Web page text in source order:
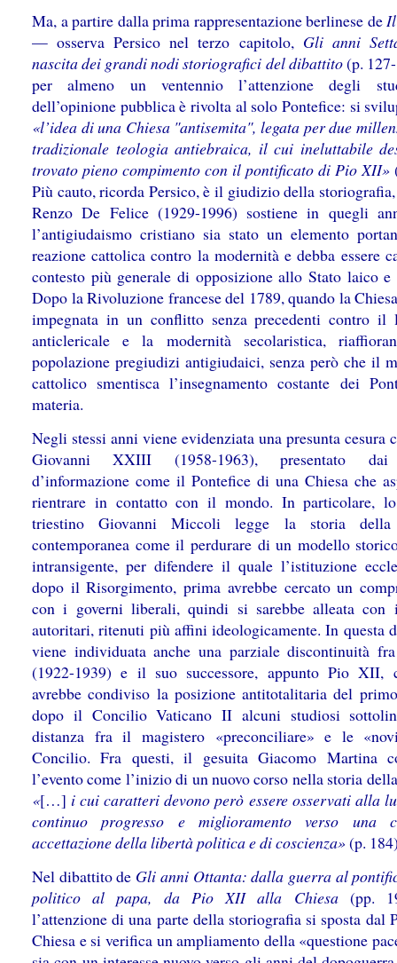
Ma, a partire dalla prima rappresentazione berlinese de
— osserva Persico nel terzo capitolo, Gli anni
nascita dei grandi nodi storiografici del dibattito(p.
per almeno un ventennio l’attenzione degli
dell’opinione pubblica è rivolta al solo Pontefice: si
«l’idea di una Chiesa "antisemita", legata per due
tradizionale teologia antiebraica, il cui ineluttabile
trovato pieno compimento con il pontificato di Pio XII»
Più cauto, ricorda Persico, è il giudizio della
Renzo De Felice (1929-1996) sostiene in quegli
l’antigiudaismo cristiano sia stato un elemento
reazione cattolica contro la modernità e debba essere
contesto più generale di opposizione allo Stato laico e
Dopo la Rivoluzione francese del 1789, quando la
impegnata in un conflitto senza precedenti contro il
anticlericale e la modernità secolaristica,
popolazione pregiudizi antigiudaici, senza però che il
cattolico smentisca l’insegnamento costante dei
materia.
Negli stessi anni viene evidenziata una presunta cesura
Giovanni XXIII (1958-1963), presentato
d’informazione come il Pontefice di una Chiesa che
rientrare in contatto con il mondo. In particolare,
triestino Giovanni Miccoli legge la storia della
contemporanea come il perdurare di un modello
intransigente, per difendere il quale l’istituzione
dopo il Risorgimento, prima avrebbe cercato un
con i governi liberali, quindi si sarebbe alleata con
autoritari, ritenuti più affini ideologicamente. In questa
viene individuata anche una parziale discontinuità
(1922-1939) e il suo successore, appunto Pio XII,
avrebbe condiviso la posizione antitotalitaria del
dopo il Concilio Vaticano II alcuni studiosi
distanza fra il magistero «preconciliare» e le
Concilio. Fra questi, il gesuita Giacomo Martina
l’evento come l’inizio di un nuovo corso nella storia
«[…] i cui caratteri devono però essere osservati alla
continuo progresso e miglioramento verso una
accettazione della libertà politica e di coscienza»(p.
Nel dibattito de Gli anni Ottanta: dalla guerra al
politico al papa, da Pio XII alla Chiesa(pp.
l’attenzione di una parte della storiografia si sposta dal
Chiesa e si verifica un ampliamento della «questione